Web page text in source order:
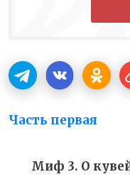
Часть первая
Миф 3. О